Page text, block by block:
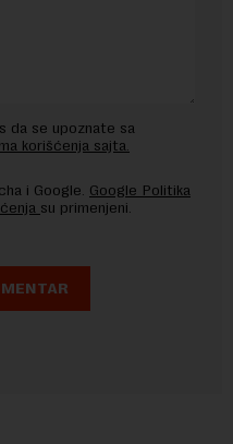
da se upoznate sa
korišćenja sajta.
i Google. Google Politika
su primenjeni.